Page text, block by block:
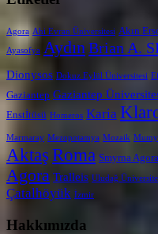
Agora Ahi Evran Üniversitesi Akın
Ayasofya AydınBrian A.
Dionysos Dokuz Eylül Üniversitesi
Gaziantep Gaziantep
Enstİtüsü Homeros Karia
Marmaray Mezopotamya Mozaik
Aktaş Roma Smyrna
Agora Tralleis Uludağ
Çatalhöyük İzmir
Hakkımızda